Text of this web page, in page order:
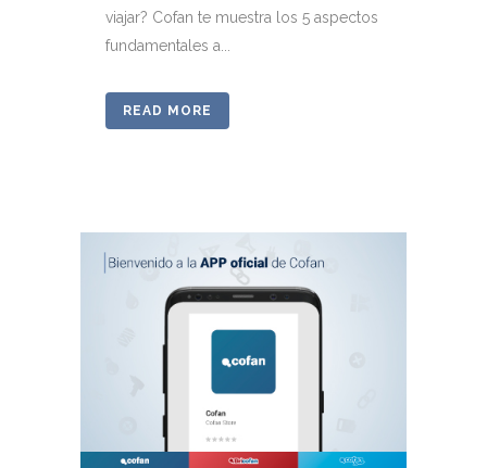
viajar? Cofan te muestra los 5 aspectos
fundamentales a...
READ MORE